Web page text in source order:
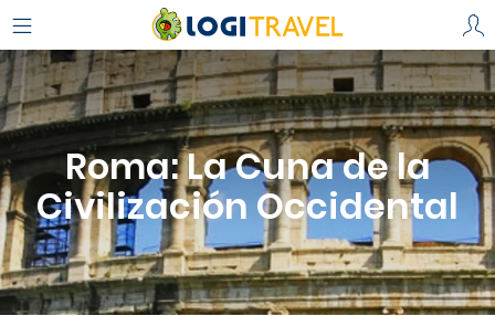
Roma: La Cuna de la
Civilización Occidental